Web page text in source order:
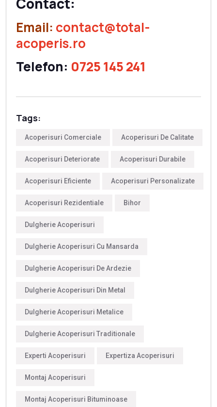
Email: contact@total-
acoperis.ro
Telefon: 0725 145 241
Tags:
Acoperisuri Comerciale Acoperisuri De Calitate
Acoperisuri Deteriorate Acoperisuri Durabile
Acoperisuri Eficiente Acoperisuri Personalizate
Acoperisuri Rezidentiale Bihor
Dulgherie Acoperisuri
Dulgherie Acoperisuri Cu Mansarda
Dulgherie Acoperisuri De Ardezie
Dulgherie Acoperisuri Din Metal
Dulgherie Acoperisuri Metalice
Dulgherie Acoperisuri Traditionale
Experti Acoperisuri Expertiza Acoperisuri
Montaj Acoperisuri
Montaj Acoperisuri Bituminoase